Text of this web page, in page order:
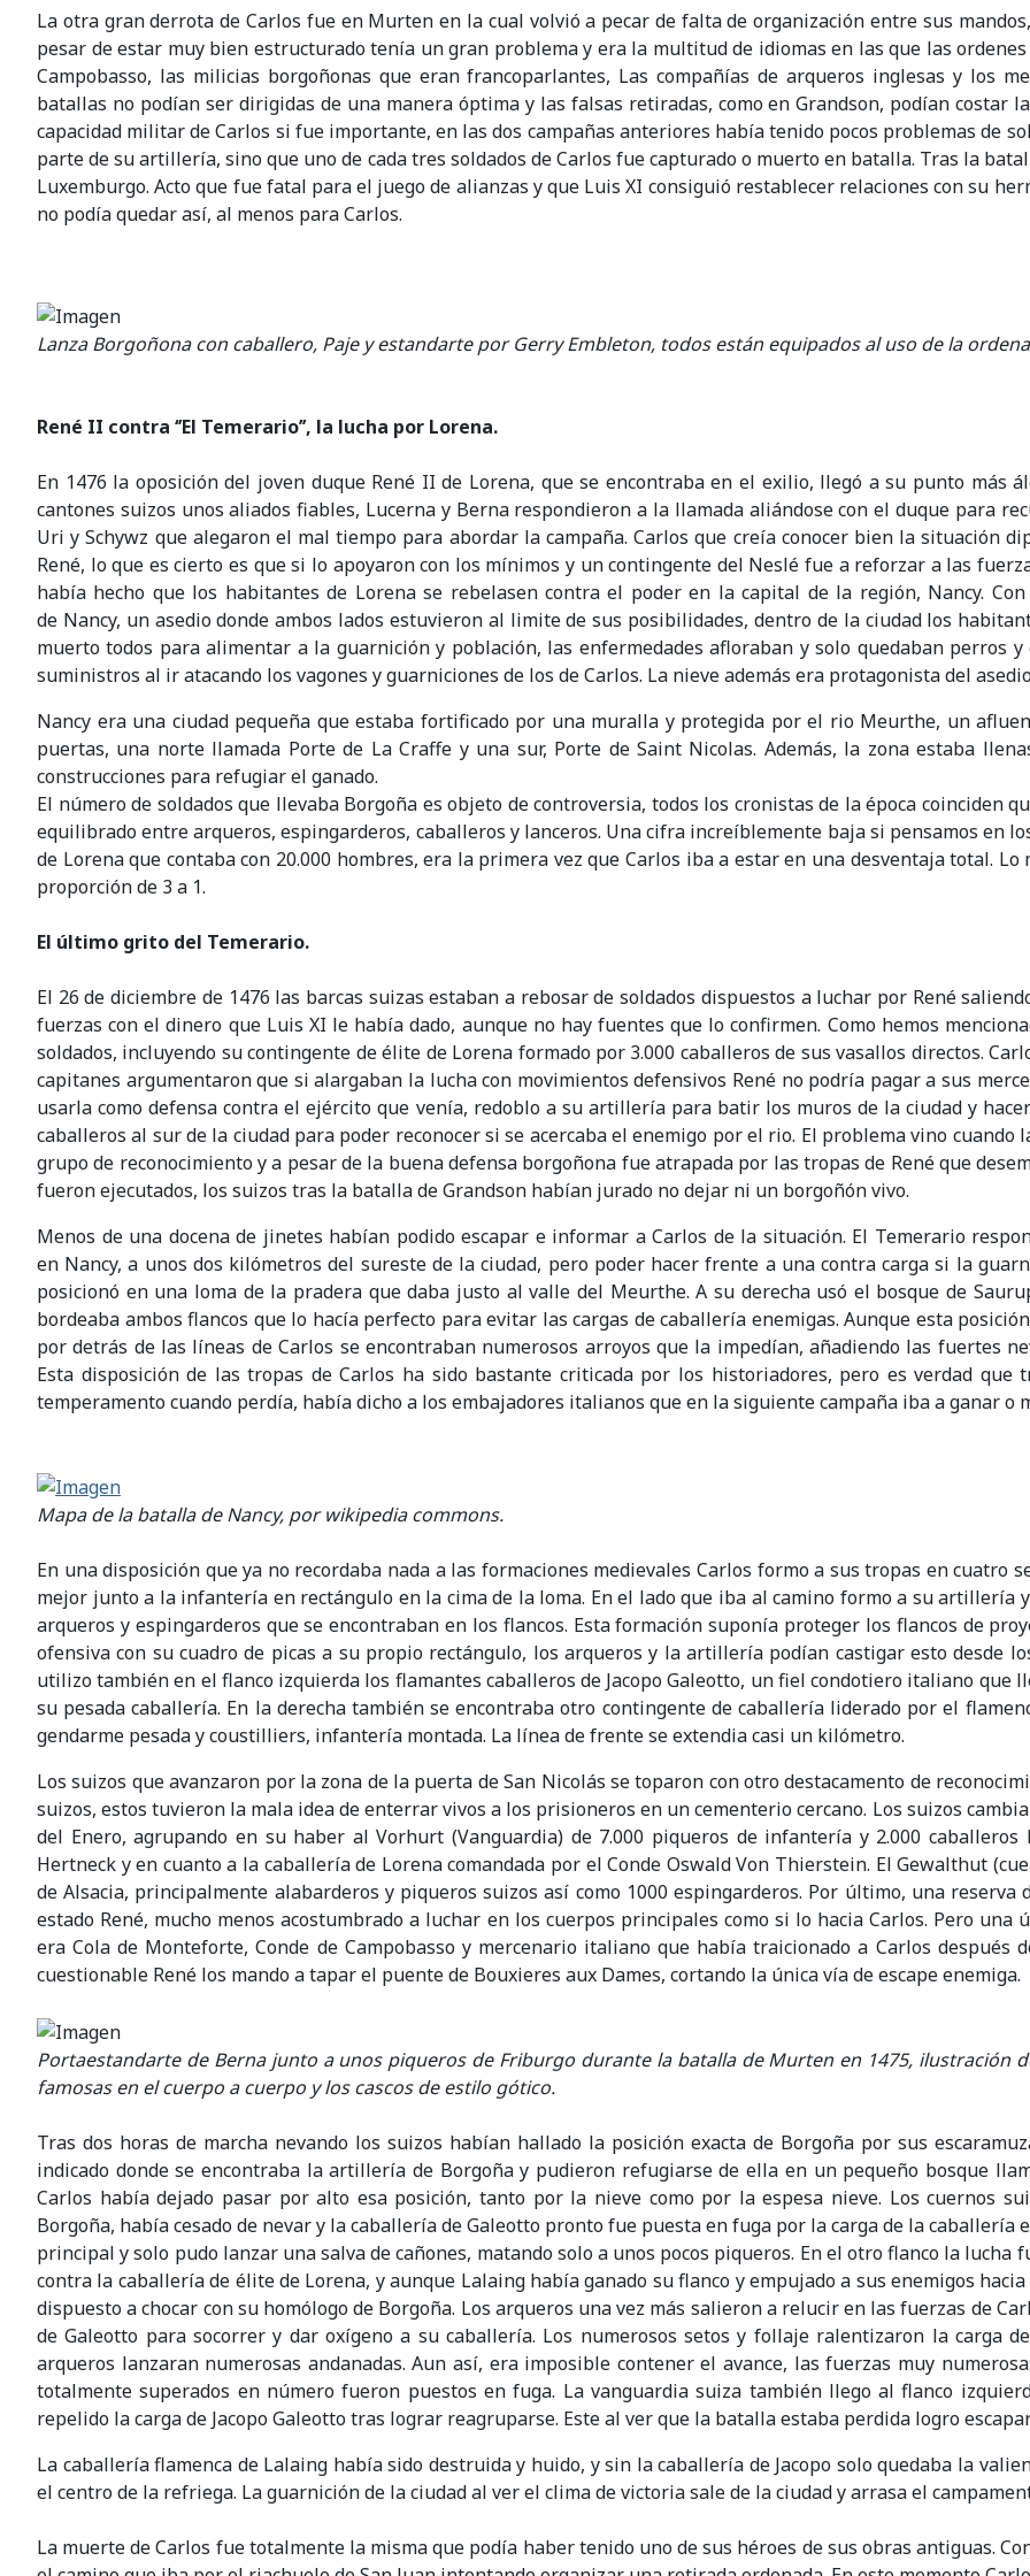
La otra gran derrota de Carlos fue en Murten en la cual volvió a pecar de falta de organización entre sus
pesar de estar muy bien estructurado tenía un gran problema y era la multitud de idiomas en las que las
Campobasso, las milicias borgoñonas que eran francoparlantes, Las compañías de arqueros inglesas y los
batallas no podían ser dirigidas de una manera óptima y las falsas retiradas, como en Grandson, podían
capacidad militar de Carlos si fue importante, en las dos campañas anteriores había tenido pocos problemas de
parte de su artillería, sino que uno de cada tres soldados de Carlos fue capturado o muerto en batalla. Tras la
Luxemburgo. Acto que fue fatal para el juego de alianzas y que Luis XI consiguió restablecer relaciones con su
no podía quedar así, al menos para Carlos.
Lanza Borgoñona con caballero, Paje y estandarte por Gerry Embleton, todos están equipados al uso de la
René II contra ‘’El Temerario’’, la lucha por Lorena.
En 1476 la oposición del joven duque René II de Lorena, que se encontraba en el exilio, llegó a su punto más
cantones suizos unos aliados fiables, Lucerna y Berna respondieron a la llamada aliándose con el duque para
Uri y Schywz que alegaron el mal tiempo para abordar la campaña. Carlos que creía conocer bien la situación
René, lo que es cierto es que si lo apoyaron con los mínimos y un contingente del Neslé fue a reforzar a las
había hecho que los habitantes de Lorena se rebelasen contra el poder en la capital de la región, Nancy.
de Nancy, un asedio donde ambos lados estuvieron al limite de sus posibilidades, dentro de la ciudad los
muerto todos para alimentar a la guarnición y población, las enfermedades afloraban y solo quedaban perros
suministros al ir atacando los vagones y guarniciones de los de Carlos. La nieve además era protagonista del
Nancy era una ciudad pequeña que estaba fortificado por una muralla y protegida por el rio Meurthe, un
puertas, una norte llamada Porte de La Craffe y una sur, Porte de Saint Nicolas. Además, la zona estaba
construcciones para refugiar el ganado.
El número de soldados que llevaba Borgoña es objeto de controversia, todos los cronistas de la época coinciden
equilibrado entre arqueros, espingarderos, caballeros y lanceros. Una cifra increíblemente baja si pensamos en
de Lorena que contaba con 20.000 hombres, era la primera vez que Carlos iba a estar en una desventaja total.
proporción de 3 a 1.
El último grito del Temerario.
El 26 de diciembre de 1476 las barcas suizas estaban a rebosar de soldados dispuestos a luchar por René
fuerzas con el dinero que Luis XI le había dado, aunque no hay fuentes que lo confirmen. Como hemos
soldados, incluyendo su contingente de élite de Lorena formado por 3.000 caballeros de sus vasallos directos.
capitanes argumentaron que si alargaban la lucha con movimientos defensivos René no podría pagar a sus
usarla como defensa contra el ejército que venía, redoblo a su artillería para batir los muros de la ciudad y
caballeros al sur de la ciudad para poder reconocer si se acercaba el enemigo por el rio. El problema vino
grupo de reconocimiento y a pesar de la buena defensa borgoñona fue atrapada por las tropas de René que
fueron ejecutados, los suizos tras la batalla de Grandson habían jurado no dejar ni un borgoñón vivo.
Menos de una docena de jinetes habían podido escapar e informar a Carlos de la situación. El Temerario
en Nancy, a unos dos kilómetros del sureste de la ciudad, pero poder hacer frente a una contra carga si la
posicionó en una loma de la pradera que daba justo al valle del Meurthe. A su derecha usó el bosque de
bordeaba ambos flancos que lo hacía perfecto para evitar las cargas de caballería enemigas. Aunque esta
por detrás de las líneas de Carlos se encontraban numerosos arroyos que la impedían, añadiendo las fuertes
Esta disposición de las tropas de Carlos ha sido bastante criticada por los historiadores, pero es verdad
temperamento cuando perdía, había dicho a los embajadores italianos que en la siguiente campaña iba a ganar o
Mapa de la batalla deNancy, por wikipedia commons.
En una disposición que ya no recordaba nada a las formaciones medievales Carlos formo a sus tropas en cuatro
mejor junto a la infantería en rectángulo en la cima de la loma. En el lado que iba al camino formo a su
arqueros y espingarderos que se encontraban en los flancos. Esta formación suponía proteger los flancos de
ofensiva con su cuadro de picas a su propio rectángulo, los arqueros y la artillería podían castigar esto desde
utilizo también en el flanco izquierda los flamantes caballeros de Jacopo Galeotto, un fiel condotiero italiano que
su pesada caballería. En la derecha también se encontraba otro contingente de caballería liderado por el
gendarme pesada y coustilliers, infantería montada. La línea de frente se extendia casi un kilómetro.
Los suizos que avanzaron por la zona de la puerta de San Nicolás se toparon con otro destacamento de
suizos, estos tuvieron la mala idea de enterrar vivos a los prisioneros en un cementerio cercano. Los suizos
del Enero, agrupando en su haber al Vorhurt (Vanguardia) de 7.000 piqueros de infantería y 2.000
Hertneck y en cuanto a la caballería de Lorena comandada por el Conde Oswald Von Thierstein. El Gewalthut
de Alsacia, principalmente alabarderos y piqueros suizos así como 1000 espingarderos. Por último, una
estado René, mucho menos acostumbrado a luchar en los cuerpos principales como si lo hacia Carlos. Pero
era Cola de Monteforte, Conde de Campobasso y mercenario italiano que había traicionado a Carlos
cuestionable René los mando a tapar el puente de Bouxieres aux Dames, cortando la única vía de escape enemiga.
Portaestandarte de Berna junto a unos piqueros de Friburgo durante la batalla de Murten en 1475, ilustración
famosas en el cuerpo a cuerpo y los cascos de estilo gótico.
Tras dos horas de marcha nevando los suizos habían hallado la posición exacta de Borgoña por sus
indicado donde se encontraba la artillería de Borgoña y pudieron refugiarse de ella en un pequeño bosque
Carlos había dejado pasar por alto esa posición, tanto por la nieve como por la espesa nieve. Los cuernos
Borgoña, había cesado de nevar y la caballería de Galeotto pronto fue puesta en fuga por la carga de la
principal y solo pudo lanzar una salva de cañones, matando solo a unos pocos piqueros. En el otro flanco la
contra la caballería de élite de Lorena, y aunque Lalaing había ganado su flanco y empujado a sus enemigos
dispuesto a chocar con su homólogo de Borgoña. Los arqueros una vez más salieron a relucir en las fuerzas de
de Galeotto para socorrer y dar oxígeno a su caballería. Los numerosos setos y follaje ralentizaron la carga
arqueros lanzaran numerosas andanadas. Aun así, era imposible contener el avance, las fuerzas muy
totalmente superados en número fueron puestos en fuga. La vanguardia suiza también llego al flanco
repelido la carga de Jacopo Galeotto tras lograr reagruparse. Este al ver que la batalla estaba perdida logro
La caballería flamenca de Lalaing había sido destruida y huido, y sin la caballería de Jacopo solo quedaba la
el centro de la refriega. La guarnición de la ciudad al ver el clima de victoria sale de la ciudad y arrasa el
La muerte de Carlos fue totalmente la misma que podía haber tenido uno de sus héroes de sus obras antiguas.